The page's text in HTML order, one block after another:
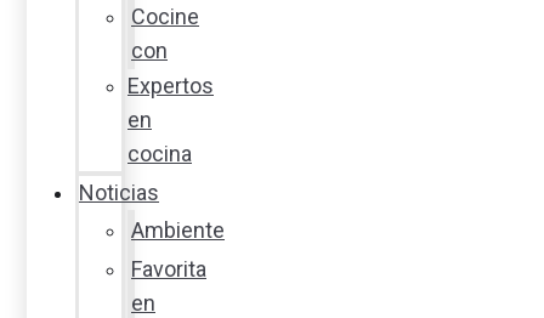
Cocine
con
Expertos
en
cocina
Noticias
Ambiente
Favorita
en